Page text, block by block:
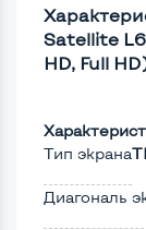
Satellite
HD, Full
Тип экрана
Диагональ